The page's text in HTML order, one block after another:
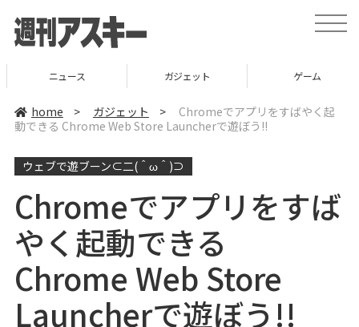
t
o
v
n
ニュース ガジェット ゲーム
home > ガジェット >
Chromeでアプリをすばやく起
動できる Chrome Web Store Launcherで遊ぼう!!
ウェブで遊ブーン⊂二(＾ω＾)⊃
Chromeでアプリをすば
やく起動できる
Chrome Web Store
Launcherで遊ぼう!!